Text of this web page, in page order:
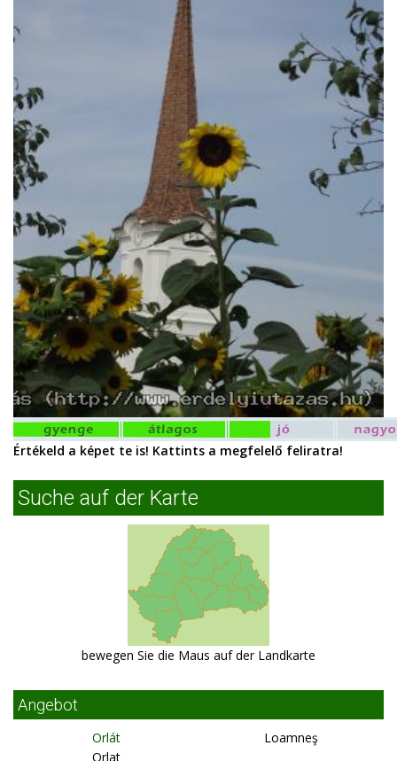
Értékeld a képet te is! Kattints a megfelelő feliratra!
Suche auf der Karte
bewegen Sie die Maus auf der Landkarte
Angebot
Orlát
Orlat
Loamneş